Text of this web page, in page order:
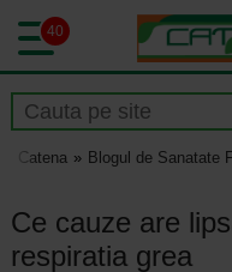
40
Catena Blogul de Sanatate
Ce cauze are
respiratia grea